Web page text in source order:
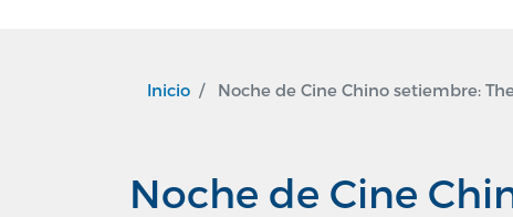
Inicio Noche de Cine Chino setiembre:
Noche de Cine